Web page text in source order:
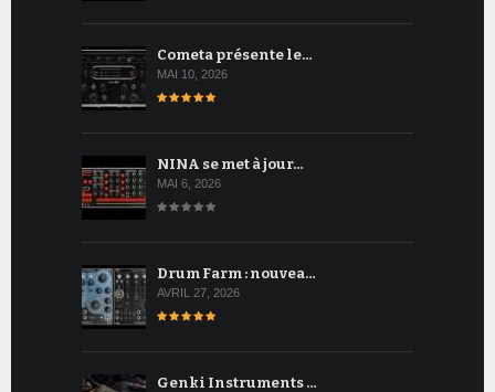
Cometa présente le…
MAI 10, 2026
NINA se met à jour…
MAI 6, 2026
Drum Farm : nouvea…
AVRIL 27, 2026
Genki Instruments …